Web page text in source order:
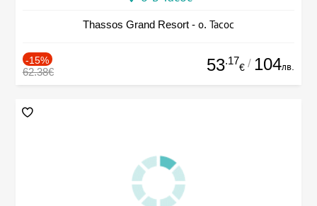
Thassos Grand Resort - о. Тасос
-15%
62.38€ 53.17
€ / 104лв.